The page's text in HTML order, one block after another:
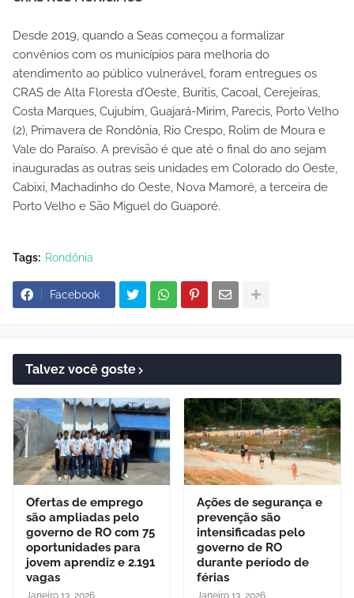
Desde 2019, quando a Seas começou a formalizar
convênios com os municípios para melhoria do
atendimento ao público vulnerável, foram entregues os
CRAS de Alta Floresta d’Oeste, Buritis, Cacoal, Cerejeiras,
Costa Marques, Cujubim, Guajará-Mirim, Parecis, Porto Velho
(2), Primavera de Rondônia, Rio Crespo, Rolim de Moura e
Vale do Paraíso. A previsão é que até o final do ano sejam
inauguradas as outras seis unidades em Colorado do Oeste,
Cabixi, Machadinho do Oeste, Nova Mamoré, a terceira de
Porto Velho e São Miguel do Guaporé.
Tags: Rondônia
Facebook
Talvez você goste
Ofertas de emprego
são ampliadas pelo
governo de RO com 75
oportunidades para
jovem aprendiz e 2.191
vagas
Ações de segurança e
prevenção são
intensificadas pelo
governo de RO
durante período de
férias